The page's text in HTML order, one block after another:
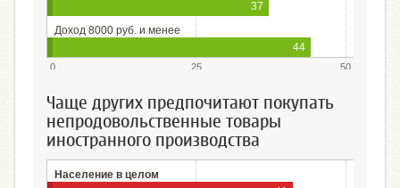
37
Доход 8000 руб. и менее
44
0 25 50
Чаще других предпочитают покупать
непродовольственные товары
иностранного производства
Население в целом